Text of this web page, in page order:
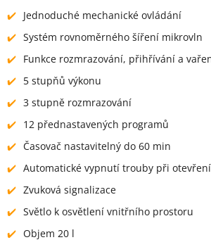
Jednoduché mechanické ovládání
Systém rovnoměrného šíření mikrovln
Funkce rozmrazování, přihřívání a
5 stupňů výkonu
3 stupně rozmrazování
12 přednastavených programů
Časovač nastavitelný do 60 min
Automatické vypnutí trouby při
Zvuková signalizace
Světlo k osvětlení vnitřního prostoru
Objem 20 l